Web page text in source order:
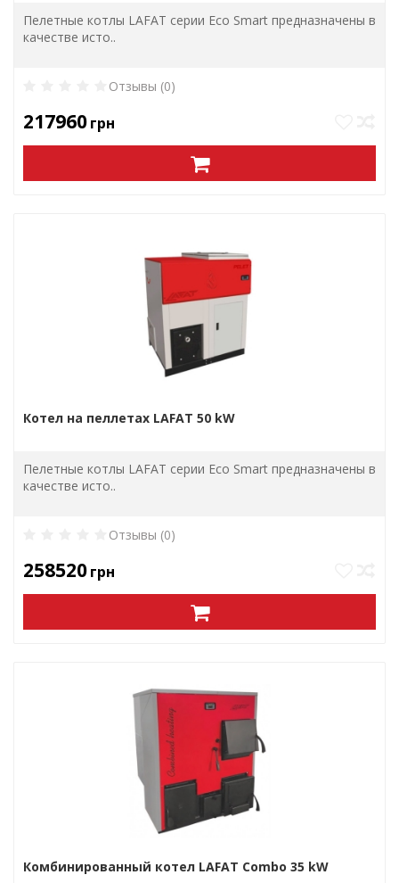
Пелетные котлы LAFAT серии Eco Smart предназначены в
качестве исто..
Отзывы (0)
217960грн
Котел на пеллетах LAFAT 50 kW
Пелетные котлы LAFAT серии Eco Smart предназначены в
качестве исто..
Отзывы (0)
258520грн
Комбинированный котел LAFAT Combo 35 kW